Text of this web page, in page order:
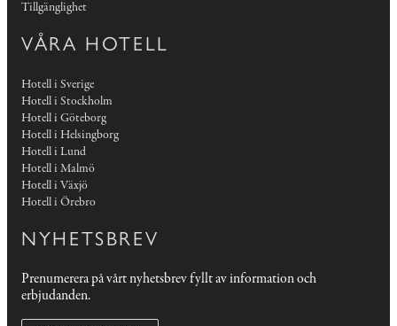
Tillgänglighet
VÅRA HOTELL
Hotell i Sverige
Hotell i Stockholm
Hotell i Göteborg
Hotell i Helsingborg
Hotell i Lund
Hotell i Malmö
Hotell i Växjö
Hotell i Örebro
NYHETSBREV
Prenumerera på vårt nyhetsbrev fyllt av information och
erbjudanden.